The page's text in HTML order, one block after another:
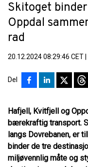
Skitoget
Oppdal
rad
20.12.2024 08:29:46 CET
Del
Hafjell, Kvitfjell og
bærekraftig transport.
langs Dovrebanen, er
binder de tre
miljøvennlig måte og